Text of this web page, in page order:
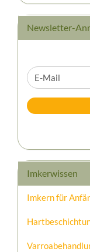
Newsletter-
WEITER
ZUR
NEWSLETTER-
ANMELDUNG
E-
Mail
Imkerwissen
Imkern für